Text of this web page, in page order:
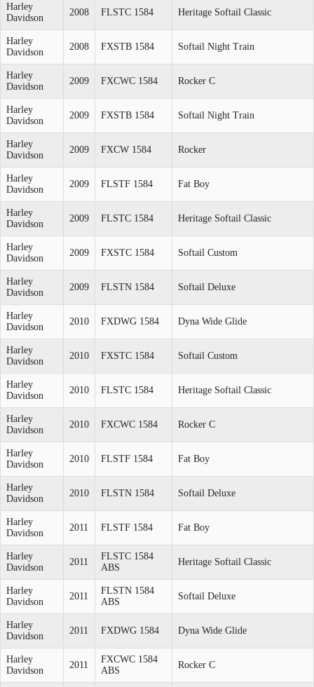
Harley
Davidson
2008 FLSTC 1584 Heritage Softail Classic
Harley
Davidson
2008 FXSTB 1584 Softail Night Train
Harley
Davidson
2009 FXCWC 1584 Rocker C
Harley
Davidson
2009 FXSTB 1584 Softail Night Train
Harley
Davidson
2009 FXCW 1584 Rocker
Harley
Davidson
2009 FLSTF 1584 Fat Boy
Harley
Davidson
2009 FLSTC 1584 Heritage Softail Classic
Harley
Davidson
2009 FXSTC 1584 Softail Custom
Harley
Davidson
2009 FLSTN 1584 Softail Deluxe
Harley
Davidson
2010 FXDWG 1584 Dyna Wide Glide
Harley
Davidson
2010 FXSTC 1584 Softail Custom
Harley
Davidson
2010 FLSTC 1584 Heritage Softail Classic
Harley
Davidson
2010 FXCWC 1584 Rocker C
Harley
Davidson
2010 FLSTF 1584 Fat Boy
Harley
Davidson
2010 FLSTN 1584 Softail Deluxe
Harley
Davidson
2011 FLSTF 1584 Fat Boy
Harley
Davidson
2011
FLSTC 1584
ABS
Heritage Softail Classic
Harley
Davidson
2011
FLSTN 1584
ABS
Softail Deluxe
Harley
Davidson
2011 FXDWG 1584 Dyna Wide Glide
Harley
Davidson
2011
FXCWC 1584
ABS
Rocker C